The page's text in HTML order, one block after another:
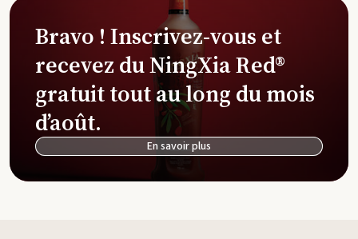
Bravo ! Inscrivez-vous et
recevez du NingXia Red®
gratuit tout au long du mois
d’août.
En savoir plus